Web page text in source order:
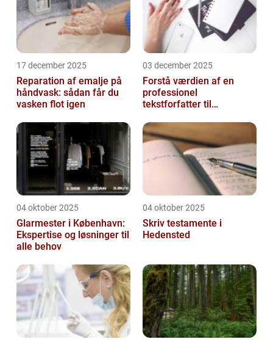
17 december 2025
Reparation af emalje på
håndvask: sådan får du
vasken flot igen
03 december 2025
Forstå værdien af en
professionel
tekstforfatter til
04 oktober 2025
Glarmester i København:
Ekspertise og løsninger til
alle behov
04 oktober 2025
Skriv testamente i
Hedensted